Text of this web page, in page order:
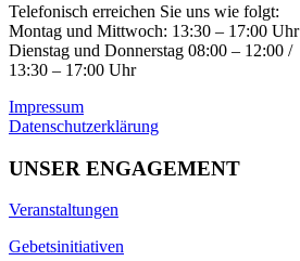
Telefonisch erreichen Sie uns wie folgt:
Montag und Mittwoch: 13:30 – 17:00 Uhr
Dienstag und Donnerstag 08:00 – 12:00 /
13:30 – 17:00 Uhr
Impressum
Datenschutzerklärung
UNSER ENGAGEMENT
Veranstaltungen
Gebetsinitiativen